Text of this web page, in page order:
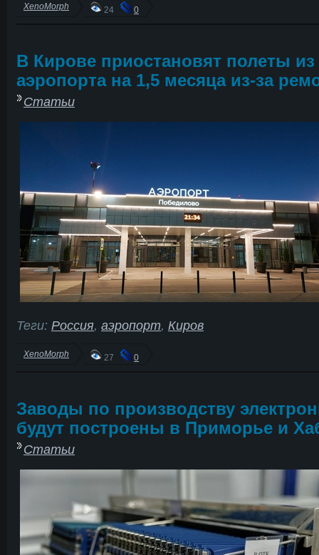
XenoMorph 24 0
В Кирове приостановят полеты из
аэропорта на 1,5 месяца из-за
Статьи
Теги: Россия, аэропорт, Киров
XenoMorph 27 0
Заводы по производству
будут построены в Приморье и
Статьи